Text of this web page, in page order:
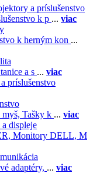
a príslušenstvo
k p ... viac
k herným kon ...
a s ... viac
príslušenstvo
Tašky k ... viac
displeje
Monitory DELL, M
adaptéry, ... viac